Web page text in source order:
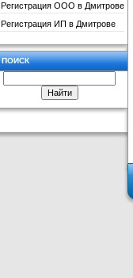
Регистрация ООО в Дмитрове
Регистрация ИП в Дмитрове
ПОИСК